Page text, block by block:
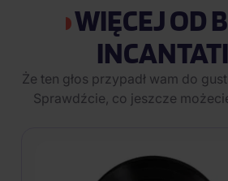
WIĘCEJ OD
Że ten głos przypadł wam do
Sprawdźcie, co jeszcze